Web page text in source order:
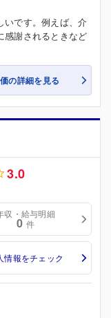
いです。例えば、介
感謝されるときなど
の詳細を見る
3.0
収・給与明細
0 件
情報をチェック